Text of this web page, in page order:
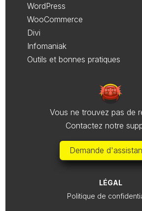
WordPress
WooCommerce
Divi
Infomaniak
Outils et bonnes pratiques
Vous ne trouvez pas de
Contactez notre
Demande
LÉGAL
Politique de